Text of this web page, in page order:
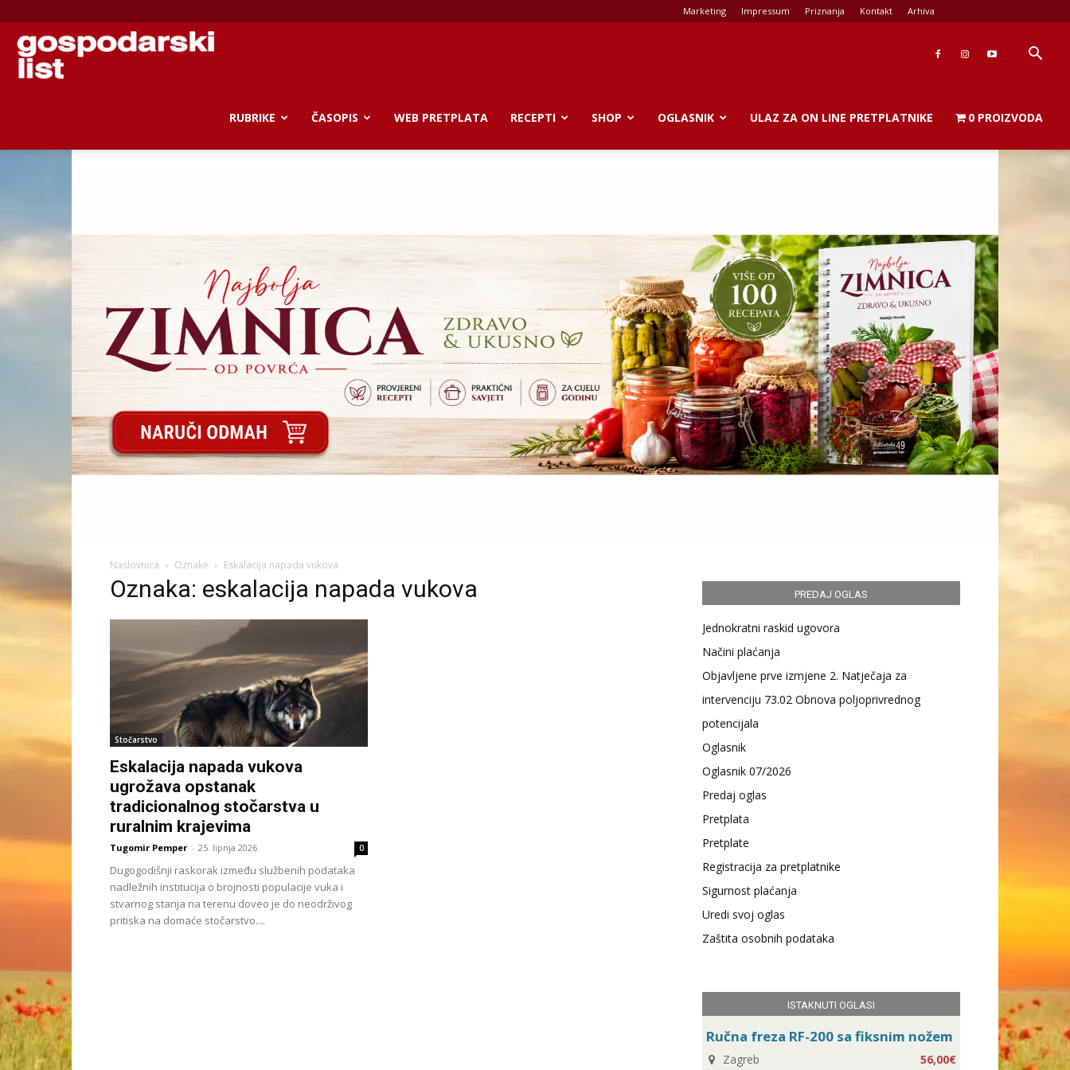
Marketing Impressum Priznanja Kontakt Arhiva
Gospodarski
RUBRIKE ČASOPIS WEB PRETPLATA RECEPTI SHOP OGLASNIK ULAZ ZA ON LINE PRETPLATNIKE 0 PROIZVODA
Naslovnica Oznake Eskalacija napada vukova
Oznaka: eskalacija napada vukova
Stočarstvo
Eskalacija napada vukova
ugrožava opstanak
tradicionalnog stočarstva u
ruralnim krajevima
Tugomir Pemper - 25. lipnja 2026. 0
Dugogodišnji raskorak između službenih podataka
nadležnih institucija o brojnosti populacije vuka i
stvarnog stanja na terenu doveo je do neodrživog
pritiska na domaće stočarstvo....
PREDAJ OGLAS
Jednokratni raskid ugovora
Načini plaćanja
Objavljene prve izmjene 2. Natječaja za
intervenciju 73.02 Obnova poljoprivrednog
potencijala
Oglasnik
Oglasnik 07/2026
Predaj oglas
Pretplata
Pretplate
Registracija za pretplatnike
Sigurnost plaćanja
Uredi svoj oglas
Zaštita osobnih podataka
ISTAKNUTI OGLASI
Ručna freza RF-200 sa fiksnim nožem
Zagreb 56,00€